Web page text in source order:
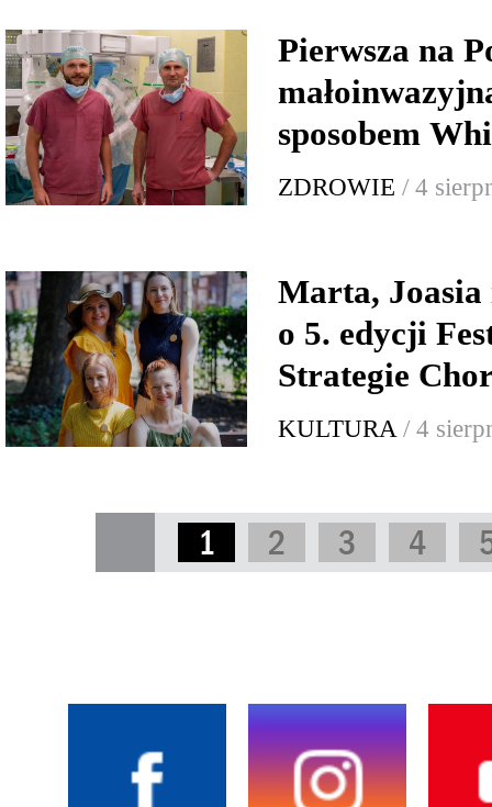
Pierwsza na
sposobem
ZDROWIE / 4
Marta,
o 5. edycji
Strategie
KULTURA / 4
1 2 3 4